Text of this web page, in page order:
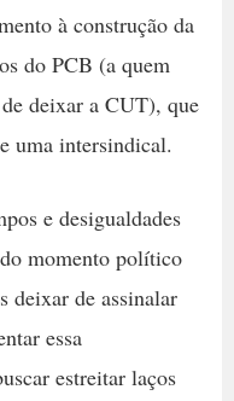
à construção da
do PCB (a quem
deixar a CUT), que
uma intersindical.
e desigualdades
momento político
deixar de assinalar
essa
estreitar laços